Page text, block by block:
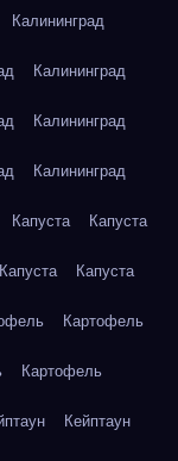
Калининград
Калининград
Калининград
Калининград
Капуста Капуста
Капуста Капуста
Картофель
Картофель
Кейптаун